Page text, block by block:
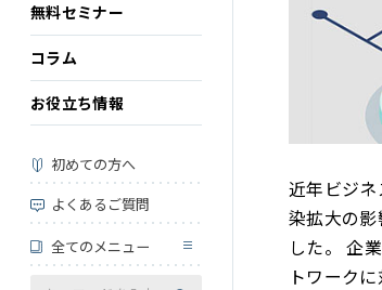
無料セミナー
コラム
お役立ち情報
初めての方へ
よくあるご質問
全てのメニュー
近年ビジ
染拡大の
した。 企
トワーク